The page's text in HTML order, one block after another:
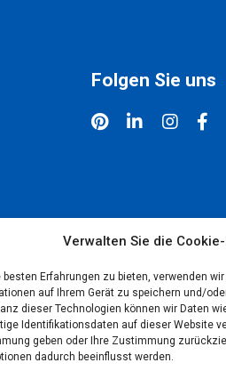
Verwalten Sie die
besten Erfahrungen zu bieten, verwenden
auf Ihrem Gerät zu speichern und/
dieser Technologien können wir Daten
Identifikationsdaten auf dieser Website
geben oder Ihre Zustimmung
dadurch beeinflusst werden.
Folgen Sie uns